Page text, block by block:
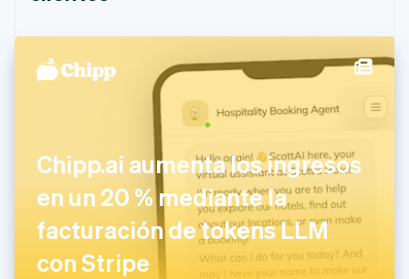
Chipp.ai aumenta los ingresos
en un 20 % mediante la
facturación de tokens LLM
con Stripe
China continental
Chipre
English
Emiratos Árabes Unidos
English
Eslovaquia
Eslovenia